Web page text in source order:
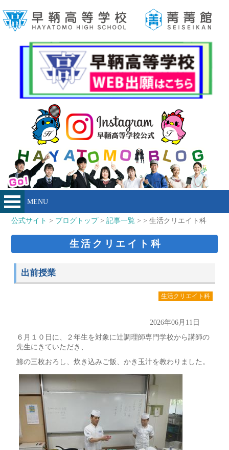
MENU
公式サイト > ブログトップ>記事一覧 > > 生活クリエイト科
生活クリエイト科
出前授業
生活クリエイト科
2026年06月11日
６月１０日に、２年生を対象に辻調理師専門学校から講師の
先生にきていただき、
鯵の三枚おろし、炊き込みご飯、かき玉汁を教わりました。